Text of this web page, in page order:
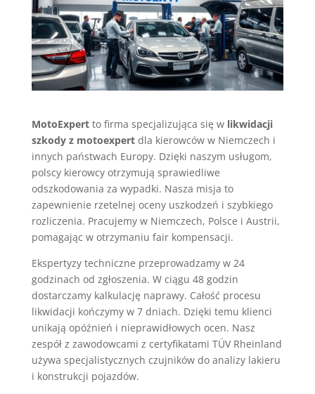
MotoExpertto firma specjalizująca się w likwidacji
szkody z motoexpertdla kierowców w Niemczech i
innych państwach Europy. Dzięki naszym usługom,
polscy kierowcy otrzymują sprawiedliwe
odszkodowania za wypadki. Nasza misja to
zapewnienie rzetelnej oceny uszkodzeń i szybkiego
rozliczenia. Pracujemy w Niemczech, Polsce i Austrii,
pomagając w otrzymaniu fair kompensacji.
Ekspertyzy techniczne przeprowadzamy w 24
godzinach od zgłoszenia. W ciągu 48 godzin
dostarczamy kalkulację naprawy. Całość procesu
likwidacji kończymy w 7 dniach. Dzięki temu klienci
unikają opóźnień i nieprawidłowych ocen. Nasz
zespół z zawodowcami z certyfikatami TÜV Rheinland
używa specjalistycznych czujników do analizy lakieru
i konstrukcji pojazdów.